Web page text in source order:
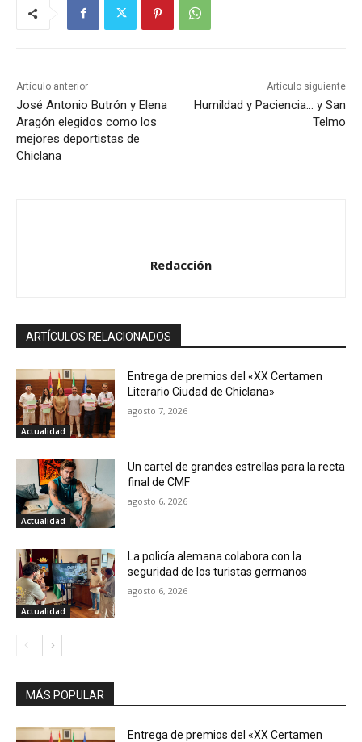
Artículo anterior
José Antonio Butrón y Elena
Aragón elegidos como los
mejores deportistas de
Chiclana
Artículo siguiente
Humildad y Paciencia… y San
Telmo
Redacción
ARTÍCULOS RELACIONADOS
Actualidad
Entrega de premios del «XX Certamen
Literario Ciudad de Chiclana»
agosto 7, 2026
Actualidad
Un cartel de grandes estrellas para la recta
final de CMF
agosto 6, 2026
Actualidad
La policía alemana colabora con la
seguridad de los turistas germanos
agosto 6, 2026
MÁS POPULAR
Entrega de premios del «XX Certamen